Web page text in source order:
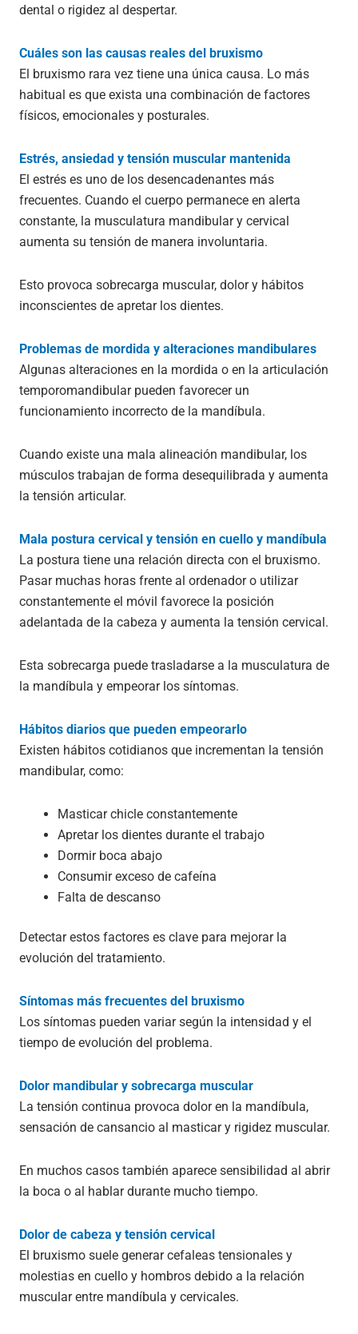
dental o rigidez al despertar.
Cuáles son las causas reales del bruxismo
El bruxismo rara vez tiene una única causa. Lo más
habitual es que exista una combinación de factores
físicos, emocionales y posturales.
Estrés, ansiedad y tensión muscular mantenida
El estrés es uno de los desencadenantes más
frecuentes. Cuando el cuerpo permanece en alerta
constante, la musculatura mandibular y cervical
aumenta su tensión de manera involuntaria.
Esto provoca sobrecarga muscular, dolor y hábitos
inconscientes de apretar los dientes.
Problemas de mordida y alteraciones mandibulares
Algunas alteraciones en la mordida o en la articulación
temporomandibular pueden favorecer un
funcionamiento incorrecto de la mandíbula.
Cuando existe una mala alineación mandibular, los
músculos trabajan de forma desequilibrada y aumenta
la tensión articular.
Mala postura cervical y tensión en cuello y mandíbula
La postura tiene una relación directa con el bruxismo.
Pasar muchas horas frente al ordenador o utilizar
constantemente el móvil favorece la posición
adelantada de la cabeza y aumenta la tensión cervical.
Esta sobrecarga puede trasladarse a la musculatura de
la mandíbula y empeorar los síntomas.
Hábitos diarios que pueden empeorarlo
Existen hábitos cotidianos que incrementan la tensión
mandibular, como:
Masticar chicle constantemente
Apretar los dientes durante el trabajo
Dormir boca abajo
Consumir exceso de cafeína
Falta de descanso
Detectar estos factores es clave para mejorar la
evolución del tratamiento.
Síntomas más frecuentes del bruxismo
Los síntomas pueden variar según la intensidad y el
tiempo de evolución del problema.
Dolor mandibular y sobrecarga muscular
La tensión continua provoca dolor en la mandíbula,
sensación de cansancio al masticar y rigidez muscular.
En muchos casos también aparece sensibilidad al abrir
la boca o al hablar durante mucho tiempo.
Dolor de cabeza y tensión cervical
El bruxismo suele generar cefaleas tensionales y
molestias en cuello y hombros debido a la relación
muscular entre mandíbula y cervicales.